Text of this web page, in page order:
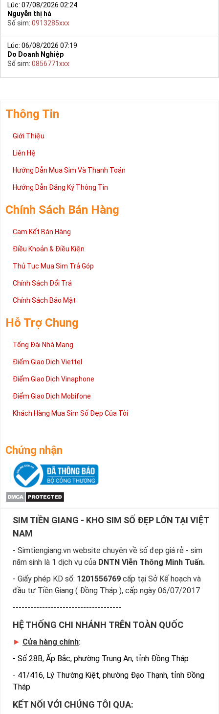
Lúc: 07/08/2026 02:24
Nguyễn thị hà
Số sim: 0913285xxx
Lúc: 06/08/2026 07:19
Do Doanh Nghiệp
Số sim: 0856771xxx
Thông Tin
Giới Thiệu
Liên Hệ
Hướng Dẫn Mua Sim Và Thanh Toán
Hướng Dẫn Đăng Ký Thông Tin
Chính Sách Bán Hàng
Cam Kết Bán Hàng
Điều Khoản & Điều Kiện
Thủ Tục Mua Sim Trả Góp
Chính Sách Đổi Trả
Chính Sách Bảo Mật
Hỗ Trợ Chung
Tổng Đài Nhà Mạng
Điểm Giao Dịch Viettel
Điểm Giao Dịch Vinaphone
Điểm Giao Dịch Mobifone
Khách Hàng Mua Sim Số Đẹp Của Tôi
Chứng nhận
SIM TIỀN GIANG - KHO SIM SỐ ĐẸP LỚN TẠI VIỆT
NAM
- Simtiengiang.vn website chuyên về số đẹp giá rẻ - sim
năm sinh là 1 dịch vụ của DNTN Viễn Thông Minh Tuấn.
- Giấy phép KD số: 1201556769 cấp tại Sở Kế hoạch và
đầu tư Tiền Giang ( Đồng Tháp ), cấp ngày 06/07/2017
-------------------------------------
HỆ THỐNG CHI NHÁNH TRÊN TOÀN QUỐC
► Cửa hàng chính:
- Số 28B, Ấp Bắc, phường Trung An, tỉnh Đồng Tháp
- 41/416, Lý Thường Kiệt, phường Đạo Thạnh, tỉnh Đồng
Tháp
KẾT NỐI VỚI CHÚNG TÔI QUA: